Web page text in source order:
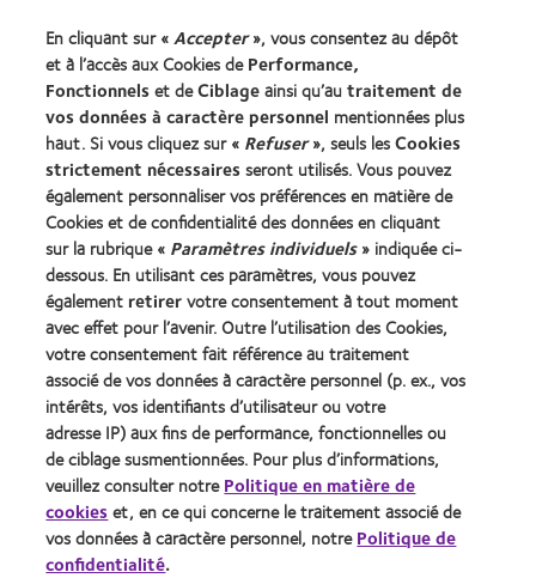
Technologie des lentilles de contact
Trouver un specialiste
Lentilles de contact et vision
Nouveau porteur
Porteur de longue date
À propos de CooperVision
Carrières
Actualites
Contact
Legal
Politique de confidentialité
Cookies
En cliquant sur «Accepter», vous consentez au dépôt
et à l’accès aux Cookies dePerformance,
Fonctionnelset deCiblageainsi qu’autraitement de
vos données à caractère personnel mentionnées plus
haut. Si vous cliquez sur « Refuser», seuls lesCookies
strictement nécessairesseront utilisés. Vous pouvez
également personnaliser vos préférences en matière de
Cookies et de confidentialité des données en cliquant
sur la rubrique « Paramètres individuels» indiquée ci-
dessous. En utilisant ces paramètres, vous pouvez
également retirervotre consentement à tout moment
avec effet pour l’avenir. Outre l’utilisation des Cookies,
votre consentement fait référence au traitement
associé de vos données à caractère personnel (p. ex., vos
intérêts, vos identifiants d’utilisateur ou votre
adresse IP) aux fins de performance, fonctionnelles ou
de ciblage susmentionnées. Pour plus d’informations,
veuillez consulter notrePolitique en matière de
cookieset, en ce qui concerne le traitement associé de
vos données à caractère personnel, notrePolitique de
confidentialité.